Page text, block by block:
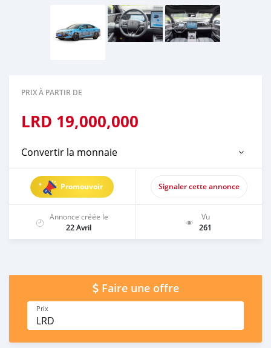
PRIX À PARTIR DE
LRD 19,000,000
Convertir la monnaie
Promouvoir Signaler cette annonce
Annonce créée le
22 Avril
Vu
261
Faire une offre
Prix
LRD